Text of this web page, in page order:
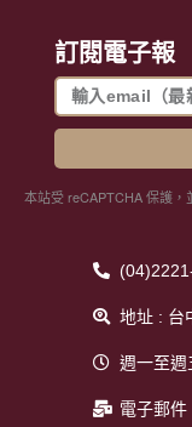
訂閱電子報
本站受 reCAPTCHA 保護，
地址 : 台
週一至
電子郵